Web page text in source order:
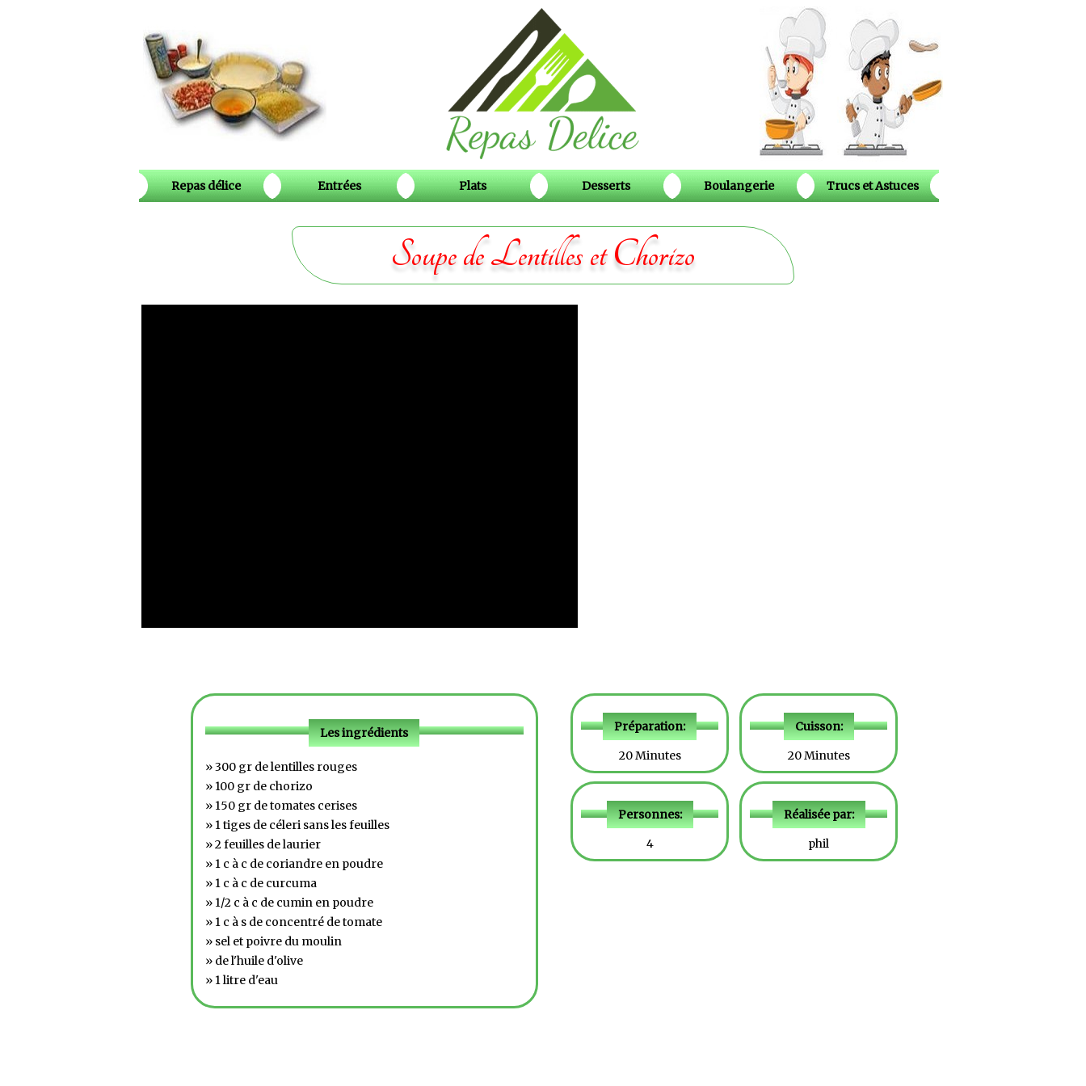
Repas délice Entrées Plats Desserts Boulangerie Trucs et Astuces
Soupe de Lentilles et Chorizo
Les ingrédients
» 300 gr de lentilles rouges
» 100 gr de chorizo
» 150 gr de tomates cerises
» 1 tiges de céleri sans les feuilles
» 2 feuilles de laurier
» 1 c à c de coriandre en poudre
» 1 c à c de curcuma
» 1/2 c à c de cumin en poudre
» 1 c à s de concentré de tomate
» sel et poivre du moulin
» de l'huile d'olive
» 1 litre d'eau
Préparation:
20 Minutes
Cuisson:
20 Minutes
Personnes:
4
Réalisée par:
phil